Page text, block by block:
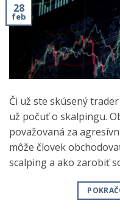
28
feb
Či už ste skúsený
už počuť o skalpingu.
považovaná za
môže človek
scalping a ako zarobiť